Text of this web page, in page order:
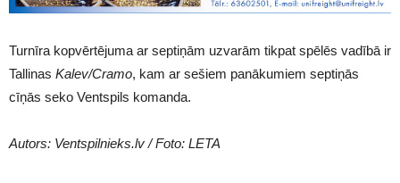
Turnīra kopvērtējuma ar septiņām uzvarām tikpat spēlēs vadībā ir
Tallinas Kalev/Cramo, kam ar sešiem panākumiem septiņās
cīņās seko Ventspils komanda.
Autors: Ventspilnieks.lv / Foto: LETA